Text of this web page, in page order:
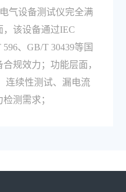
气设备测试仪完全满
，该设备通过IEC
、GB/T 30439等国
规效力；功能层面，
连续性测试、漏电流
测需求；